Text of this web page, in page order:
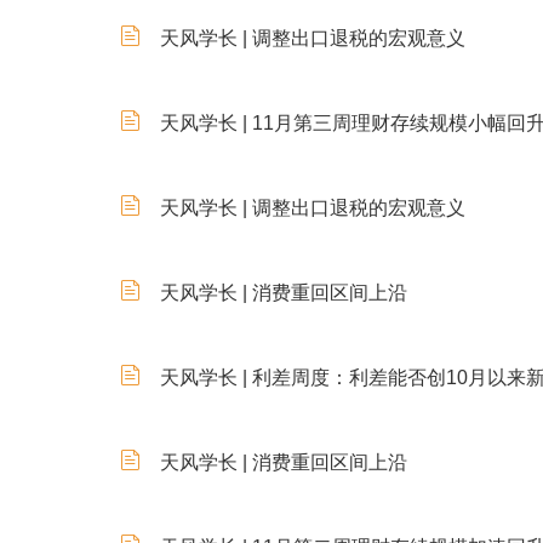
天风学长 | 调整出口退税的宏观意义
天风学长 | 11月第三周理财存续规模小幅回
天风学长 | 调整出口退税的宏观意义
天风学长 | 消费重回区间上沿
天风学长 | 利差周度：利差能否创10月以来
天风学长 | 消费重回区间上沿